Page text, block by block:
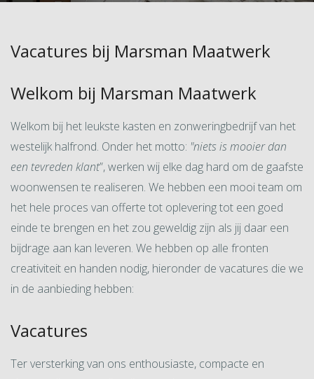
Vacatures bij Marsman Maatwerk
Welkom bij Marsman Maatwerk
Welkom bij het leukste kasten en zonweringbedrijf van het
westelijk halfrond. Onder het motto: "niets is mooier dan
een tevreden klant”, werken wij elke dag hard om de gaafste
woonwensen te realiseren. We hebben een mooi team om
het hele proces van offerte tot oplevering tot een goed
einde te brengen en het zou geweldig zijn als jij daar een
bijdrage aan kan leveren. We hebben op alle fronten
creativiteit en handen nodig, hieronder de vacatures die we
in de aanbieding hebben:
Vacatures
Ter versterking van ons enthousiaste, compacte en